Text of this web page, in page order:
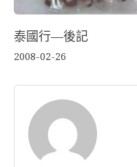
泰國行—後記
2008-02-26